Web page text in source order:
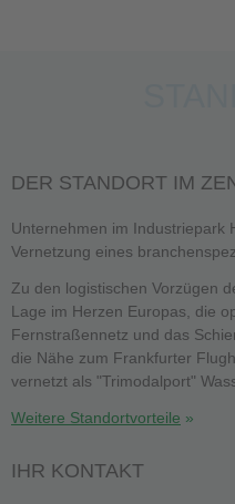
DER STANDORT IM
Unternehmen im Industriepark
Vernetzung eines
Zu den logistischen Vorzügen
Lage im Herzen Europas, die
Fernstraßennetz und das
die Nähe zum Frankfurter
vernetzt als "Trimodalport"
Weitere Standortvorteile
IHR KONTAKT